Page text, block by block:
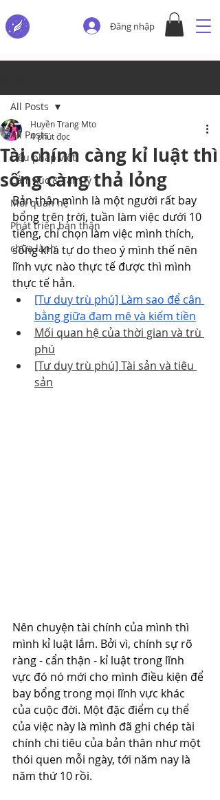
Đăng nhập
All Posts
Liệu pháp viết
Cảm xúc & Tâm lý
Mối quan hệ
Phát triển bản thân
chữa lành
All Posts
Tài chính càng kỉ luật thì
sống càng thả lỏng
Huyền Trang Mto
4 phút đọc
Bản thân mình là một người rất bay
bổng trên trời, tuần làm việc dưới 10
tiếng, chỉ chọn làm việc mình thích,
sống khá tự do theo ý mình thế nên
lĩnh vực nào thực tế được thì mình
thực tế hẳn.
[Tư duy trù phú] Làm sao để cân
bằng giữa đam mê và kiếm tiền
Mối quan hệ của thời gian và trù
phú
[Tư duy trù phú] Tài sản và tiêu
sản
Nên chuyện tài chính của mình thì
mình kỉ luật lắm. Bởi vì, chính sự rõ
ràng - cẩn thận - kỉ luật trong lĩnh
vực đó nó mới cho mình điều kiện để
bay bổng trong mọi lĩnh vực khác
của cuộc đời. Một đặc điểm cụ thể
của việc này là mình đã ghi chép tài
chính chi tiêu của bản thân như một
thói quen mỗi ngày, tới năm nay là
năm thứ 10 rồi.